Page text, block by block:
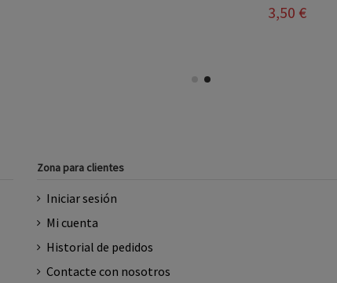
3,50 €
Zona para clientes
Iniciar sesión
Mi cuenta
Historial de pedidos
Contacte con nosotros